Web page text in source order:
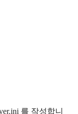
를 작성합니